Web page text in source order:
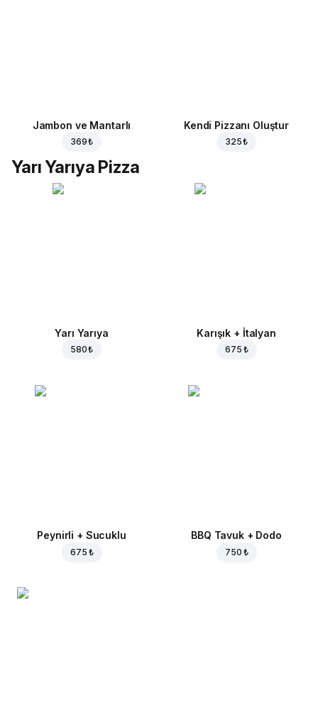
Jambon ve Mantarlı
369 ₺
Kendi Pizzanı Oluştur
325 ₺
Yarı Yarıya Pizza
Yarı Yarıya
580 ₺
Karışık + İtalyan
675 ₺
Peynirli + Sucuklu
675 ₺
BBQ Tavuk + Dodo
750 ₺